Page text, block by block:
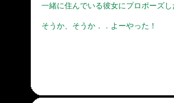
一緒に住んでいる彼女にプロポーズ
そうか、そうか．．よーやった！